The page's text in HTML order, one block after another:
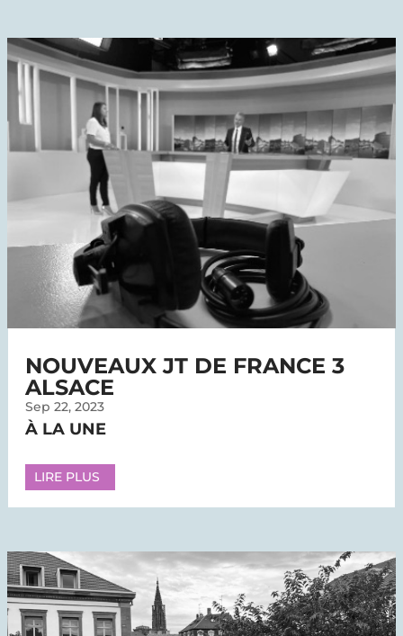
NOUVEAUX JT DE FRANCE 3
ALSACE
Sep 22, 2023
À LA UNE
LIRE PLUS